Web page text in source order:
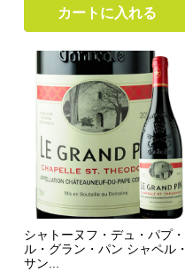
カートに入れる
シャトーヌフ・デュ・パプ・
ル・グラン・パン シャペル・
サン...